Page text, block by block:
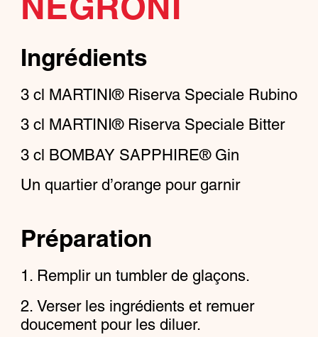
NEGRONI
Ingrédients
3 cl MARTINI® Riserva Speciale Rubino
3 cl MARTINI® Riserva Speciale Bitter
3 cl BOMBAY SAPPHIRE® Gin
Un quartier d’orange pour garnir
Préparation
Remplir un tumbler de glaçons.
Verser les ingrédients et remuer
doucement pour les diluer.